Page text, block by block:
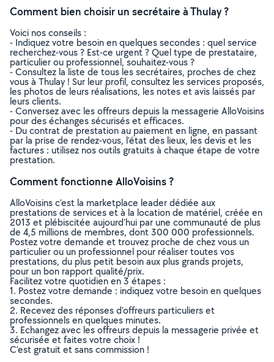
Comment bien choisir un secrétaire à Thulay ?
Voici nos conseils :
- Indiquez votre besoin en quelques secondes : quel service
recherchez-vous ? Est-ce urgent ? Quel type de prestataire,
particulier ou professionnel, souhaitez-vous ?
- Consultez la liste de tous les secrétaires, proches de chez
vous à Thulay ! Sur leur profil, consultez les services proposés,
les photos de leurs réalisations, les notes et avis laissés par
leurs clients.
- Conversez avec les offreurs depuis la messagerie AlloVoisins
pour des échanges sécurisés et efficaces.
- Du contrat de prestation au paiement en ligne, en passant
par la prise de rendez-vous, l’état des lieux, les devis et les
factures : utilisez nos outils gratuits à chaque étape de votre
prestation.
Comment fonctionne AlloVoisins ?
AlloVoisins c’est la marketplace leader dédiée aux
prestations de services et à la location de matériel, créée en
2013 et plébiscitée aujourd’hui par une communauté de plus
de 4,5 millions de membres, dont 300 000 professionnels.
Postez votre demande et trouvez proche de chez vous un
particulier ou un professionnel pour réaliser toutes vos
prestations, du plus petit besoin aux plus grands projets,
pour un bon rapport qualité/prix.
Facilitez votre quotidien en 3 étapes :
1. Postez votre demande : indiquez votre besoin en quelques
secondes.
2. Recevez des réponses d’offreurs particuliers et
professionnels en quelques minutes.
3. Echangez avec les offreurs depuis la messagerie privée et
sécurisée et faites votre choix !
C’est gratuit et sans commission !